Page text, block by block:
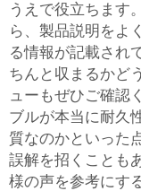
うえで役立ちます
ら、製品説明をよ
る情報が記載され
ちんと収まるかど
ューもぜひご確認
ブルが本当に耐久
質なのかといった
誤解を招くことも
様の声を参考にす